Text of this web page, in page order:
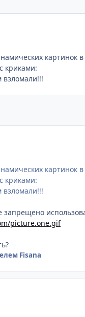
картинок
криками:
взломали!!!
картинок
криками:
взломали!!!
picture.one.gif
Fisana